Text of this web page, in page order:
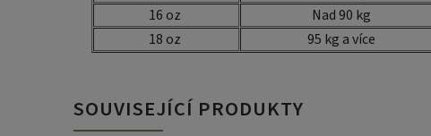
16 oz
Nad 90 kg
18 oz
95 kg a více
SOUVISEJÍCÍ PRODUKTY